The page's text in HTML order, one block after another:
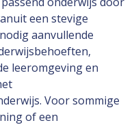
een stevige
aanvullende
leeromgeving en
Voor sommige
of een